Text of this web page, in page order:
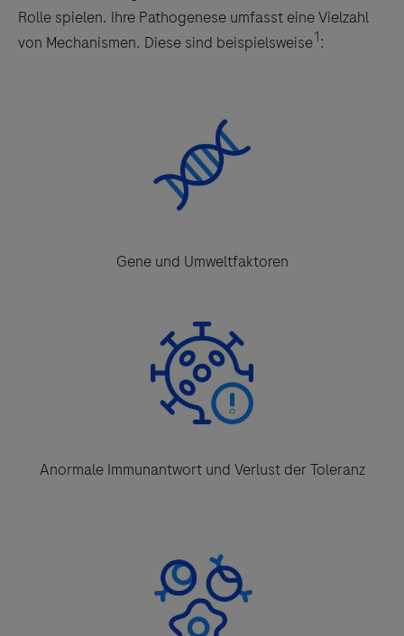
Rolle spielen. Ihre Pathogenese umfasst eine Vielzahl
von Mechanismen. Diese sind beispielsweise1:
Gene und Umweltfaktoren
Anormale Immunantwort und Verlust der Toleranz